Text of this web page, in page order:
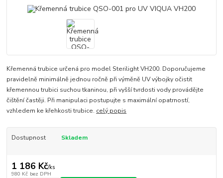
Křemenná trubice určená pro model Sterilight VH200. Doporučujeme
pravidelně minimálně jednou ročně při výměně UV výbojky očistit
křemennou trubici suchou tkaninou, při vyšší tvrdosti vody provádějte
čištění častěji. Při manipulaci postupujte s maximální opatrností,
vzhledem ke křehkosti trubice. celý popis
Dostupnost Skladem
1 186 Kč/ks
980 Kč bez DPH